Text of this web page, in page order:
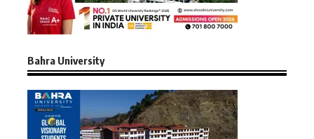
Bahra University